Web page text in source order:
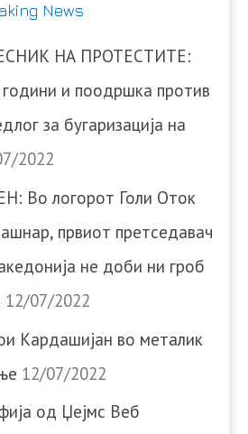
News
НА ПРОТЕСТИТЕ:
и поодршка против
за бугаризација на
2022
Во логорот Голи Оток
првиот претседавач
не доби ни гроб
12/07/2022
Кардашијан во металик
12/07/2022
од Џејмс Веб